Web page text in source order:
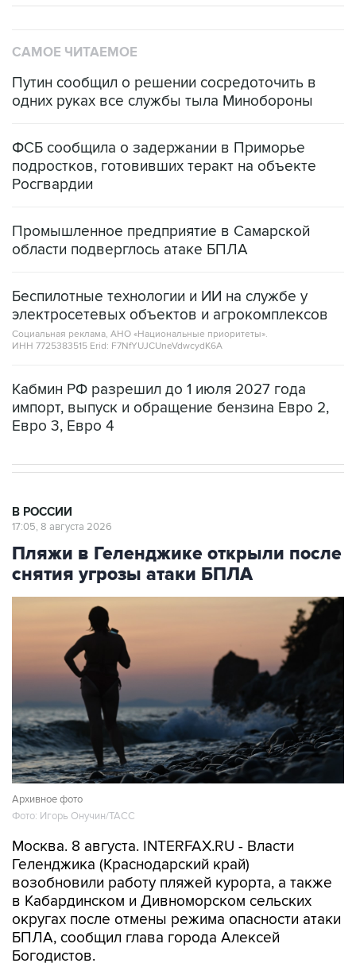
САМОЕ ЧИТАЕМОЕ
Путин сообщил о решении сосредоточить в
одних руках все службы тыла Минобороны
ФСБ сообщила о задержании в Приморье
подростков, готовивших теракт на объекте
Росгвардии
Промышленное предприятие в Самарской
области подверглось атаке БПЛА
Беспилотные технологии и ИИ на службе у
электросетевых объектов и агрокомплексов
Социальная реклама, АНО «Национальные приоритеты».
ИНН 7725383515 Erid: F7NfYUJCUneVdwcydK6A
Кабмин РФ разрешил до 1 июля 2027 года
импорт, выпуск и обращение бензина Евро 2,
Евро 3, Евро 4
В РОССИИ
17:05, 8 августа 2026
Пляжи в Геленджике открыли после
снятия угрозы атаки БПЛА
Архивное фото
Фото: Игорь Онучин/ТАСС
Москва. 8 августа. INTERFAX.RU - Власти
Геленджика (Краснодарский край)
возобновили работу пляжей курорта, а также
в Кабардинском и Дивноморском сельских
округах после отмены режима опасности атаки
БПЛА, сообщил глава города Алексей
Богодистов.